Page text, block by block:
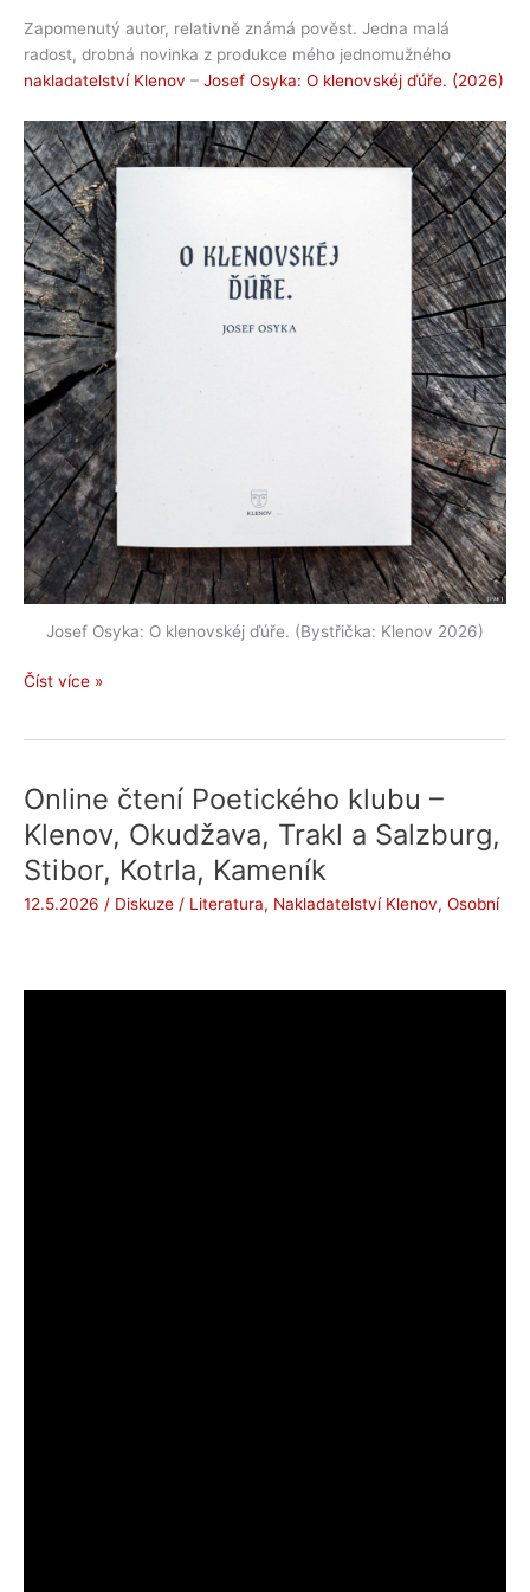
Zapomenutý autor, relativně známá pověst. Jedna malá
radost, drobná novinka z produkce mého jednomužného
nakladatelství Klenov – Josef Osyka: O klenovskéj ďúře. (2026)
Josef Osyka: O klenovskéj ďúře. (Bystřička: Klenov 2026)
Josef
ďúře.
(2026)
Číst více »
Online čtení Poetického klubu –
Klenov, Okudžava, Trakl a Salzburg,
Stibor, Kotrla, Kameník
12.5.2026 / Diskuze / Literatura, Nakladatelství Klenov, Osobní